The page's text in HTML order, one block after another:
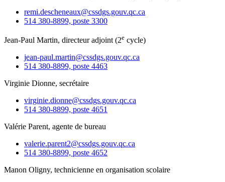
remi.descheneaux@cssdgs.gouv.qc.ca
514 380-8899, poste 3300
Jean-Paul Martin, directeur adjoint (2e cycle)
jean-paul.martin@cssdgs.gouv.qc.ca
514 380-8899, poste 4463
Virginie Dionne, secrétaire
virginie.dionne@cssdgs.gouv.qc.ca
514 380-8899, poste 4651
Valérie Parent, agente de bureau
valerie.parent2@cssdgs.gouv.qc.ca
514 380-8899, poste 4652
Manon Oligny, technicienne en organisation scolaire